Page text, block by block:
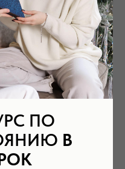
ПО
В
заказ доски
полезной
на